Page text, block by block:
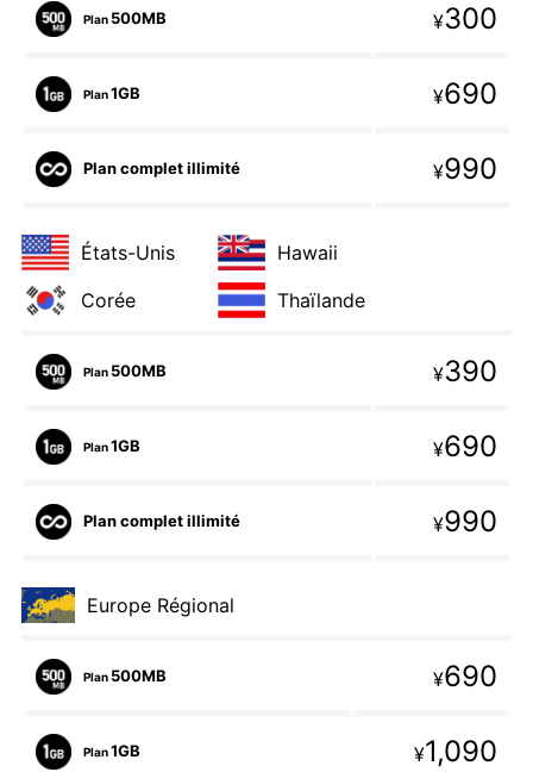
Plan 500MB ¥300
Plan1GB ¥690
Plan complet illimité ¥990
États-Unis
Hawaii
Corée
Thaïlande
Plan 500MB ¥390
Plan1GB ¥690
Plan complet illimité ¥990
Europe Régional
Plan 500MB ¥690
Plan1GB ¥1,090